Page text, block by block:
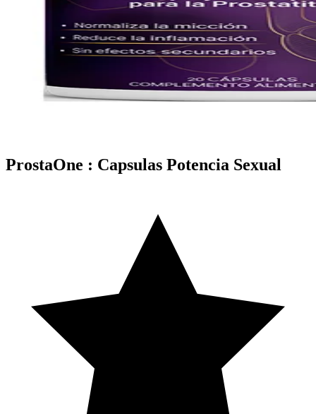
ProstaOne : Capsulas Potencia Sexual